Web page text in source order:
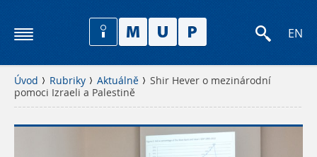
EN
Úvod Rubriky Aktuálně
Shir Hever o mezinárodní
pomoci Izraeli a Palestině